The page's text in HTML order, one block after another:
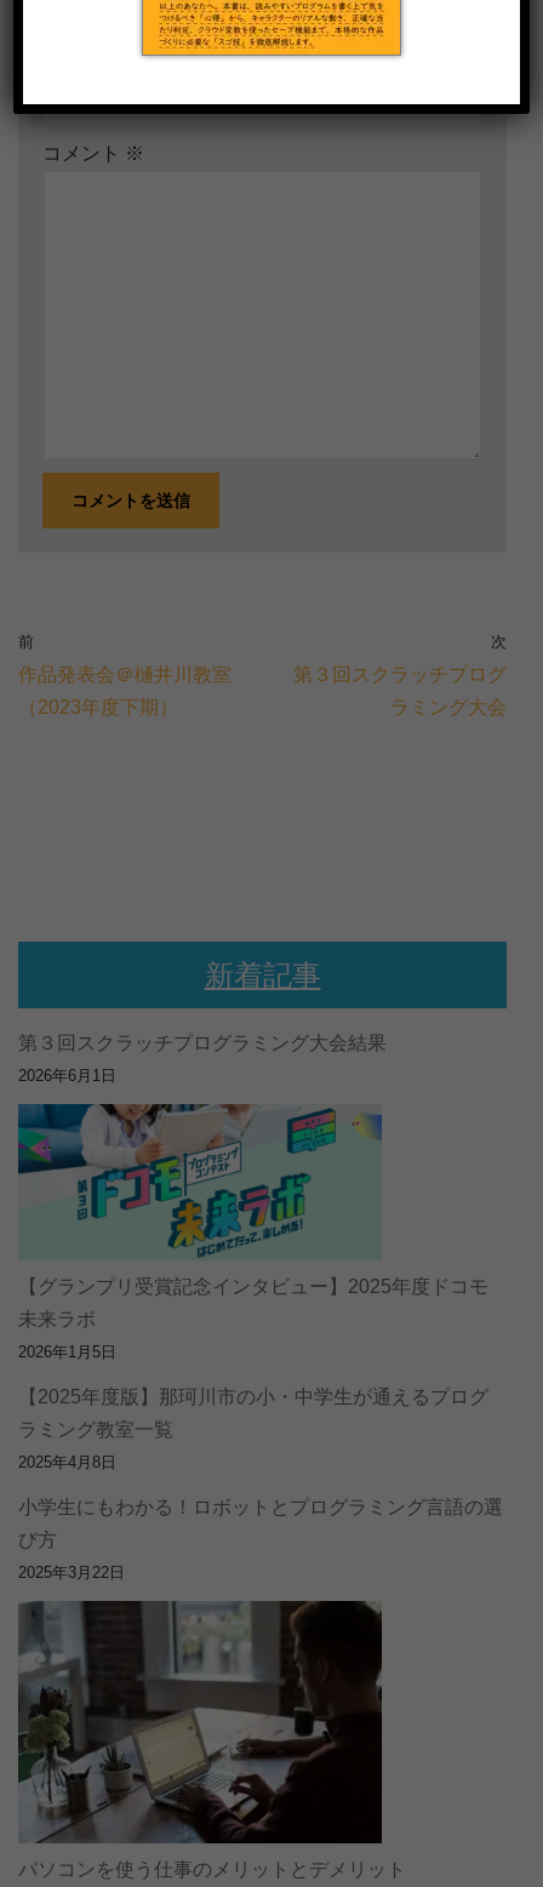
上に表示された文字を入力してください。
コメント ※
前
作品発表会＠樋井川教室
（2023年度下期）
次
第３回スクラッチプログ
ラミング大会
新着記事
第３回スクラッチプログラミング大会結果
2026年6月1日
【グランプリ受賞記念インタビュー】2025年度ドコモ
未来ラボ
2026年1月5日
【2025年度版】那珂川市の小・中学生が通えるプログ
ラミング教室一覧
2025年4月8日
小学生にもわかる！ロボットとプログラミング言語の選
び方
2025年3月22日
パソコンを使う仕事のメリットとデメリット